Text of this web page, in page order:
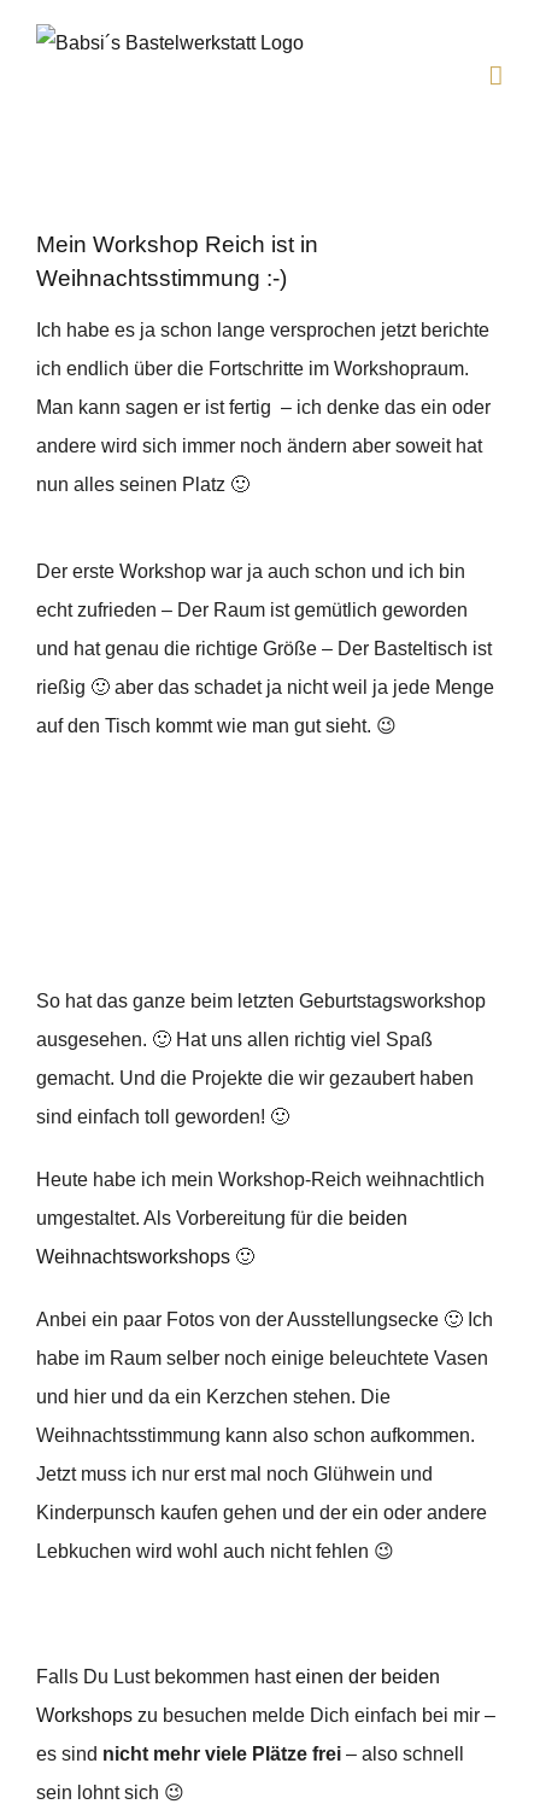
Mein Workshop Reich ist in
Weihnachtsstimmung :-)
Ich habe es ja schon lange versprochen jetzt berichte
ich endlich über die Fortschritte im Workshopraum.
Man kann sagen er ist fertig – ich denke das ein oder
andere wird sich immer noch ändern aber soweit hat
nun alles seinen Platz 🙂
Der erste Workshop war ja auch schon und ich bin
echt zufrieden – Der Raum ist gemütlich geworden
und hat genau die richtige Größe – Der Basteltisch ist
rießig 🙂 aber das schadet ja nicht weil ja jede Menge
auf den Tisch kommt wie man gut sieht. 😉
So hat das ganze beim letzten Geburtstagsworkshop
ausgesehen. 🙂 Hat uns allen richtig viel Spaß
gemacht. Und die Projekte die wir gezaubert haben
sind einfach toll geworden! 🙂
Heute habe ich mein Workshop-Reich weihnachtlich
umgestaltet. Als Vorbereitung für die beiden
Weihnachtsworkshops 🙂
Anbei ein paar Fotos von der Ausstellungsecke 🙂 Ich
habe im Raum selber noch einige beleuchtete Vasen
und hier und da ein Kerzchen stehen. Die
Weihnachtsstimmung kann also schon aufkommen.
Jetzt muss ich nur erst mal noch Glühwein und
Kinderpunsch kaufen gehen und der ein oder andere
Lebkuchen wird wohl auch nicht fehlen 😉
Falls Du Lust bekommen hasteinen der beiden
Workshops zu besuchen melde Dich einfach bei mir –
es sind nicht mehr viele Plätze frei – also schnell
sein lohnt sich 😉